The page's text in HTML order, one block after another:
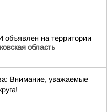
на территории
область
Внимание, уважаемые